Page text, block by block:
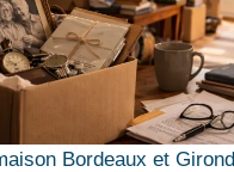
Bordeaux et